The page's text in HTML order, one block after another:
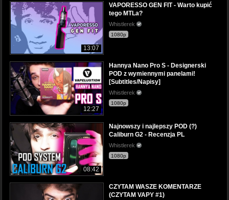
13:07
VAPORESSO GEN FIT - Warto kupić
tego MTLa?
Whistlerek
1080p
12:27
Hannya Nano Pro S - Designerski
POD z wymiennymi panelami!
[Subtitles/Napisy]
Whistlerek
1080p
08:42
Najnowszy i najlepszy POD (?)
Caliburn G2 - Recenzja PL
Whistlerek
1080p
CZYTAM WASZE KOMENTARZE
(CZYTAM VAPY #1)